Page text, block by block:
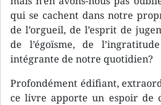
qui se cachent dans notre
de l’orgueil, de l’esprit de
de l’égoïsme, de
intégrante de notre quotidien?
Profondément édifiant,
ce livre apporte un espoir de